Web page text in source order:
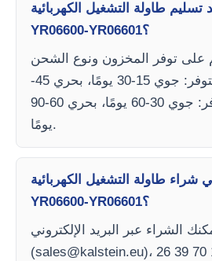
طاولة التشغيل الكهربائية
YR06600-YR06601؟
على توفر المخزون ونوع الشحن
(جوي أو بحري). متوفر: جوي 15-30 يومًا، بحري 45-
60 يومًا. غير متوفر: جوي 30-60 يومًا، بحري 60-90
يومًا.
شراء طاولة التشغيل الكهربائية
YR06600-YR06601؟
الشراء عبر البريد الإلكتروني
(sales@kalstein.eu)، الهاتف (+33 (0) 1 70 39 26